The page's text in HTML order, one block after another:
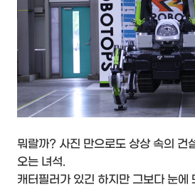
뭐랄까? 사진 만으로도 상상 속의 건
오는 녀석.
캐터필러가 있긴 하지만 그보다 눈에